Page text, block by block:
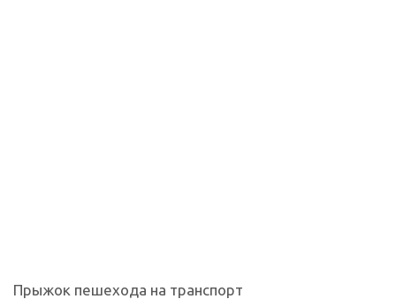
Прыжок пешехода на транспорт